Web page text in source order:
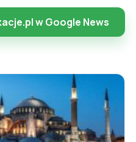
w Google News